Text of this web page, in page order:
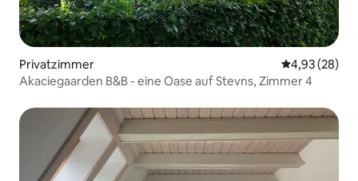
Privatzimmer
4,93 (28)
Akaciegaarden B&B - eine Oase auf Stevns, Zimmer 4